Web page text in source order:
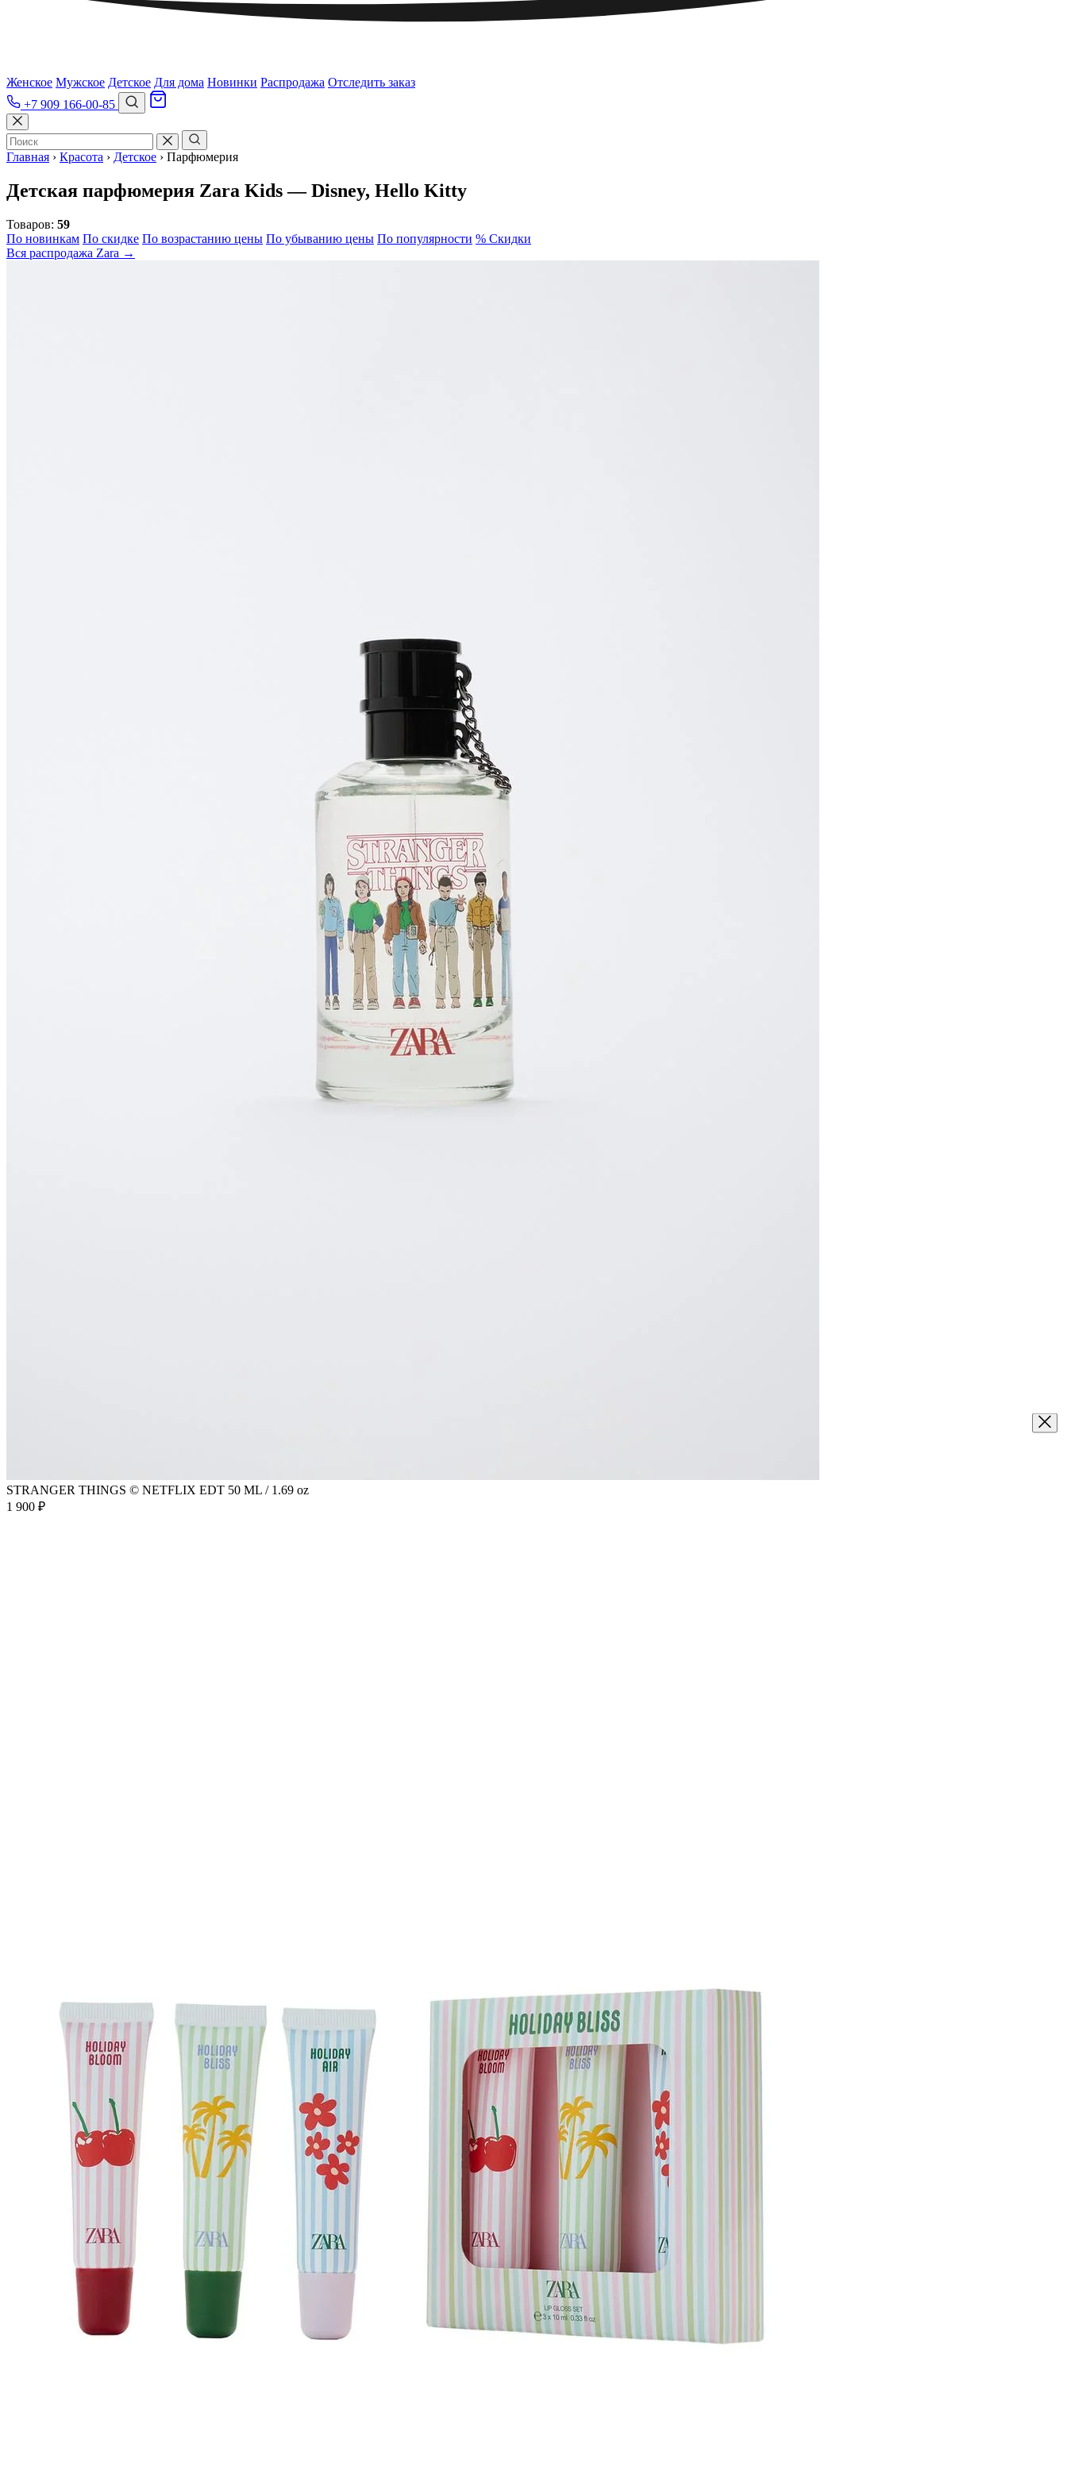
Женское Мужское Детское Для дома Новинки Распродажа Отследить заказ
+7 909 166-00-85
Главная › Красота › Детское › Парфюмерия
Детская парфюмерия Zara Kids — Disney, Hello Kitty
Товаров: 59
По новинкам По скидке По возрастанию цены По убыванию цены По популярности % Скидки
Вся распродажа Zara →
STRANGER THINGS © NETFLIX EDT 50 ML / 1.69 oz
1 900 ₽